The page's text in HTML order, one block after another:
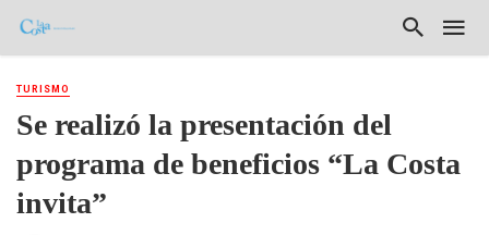
TURISMO
Se realizó la presentación del
programa de beneficios “La Costa
invita”